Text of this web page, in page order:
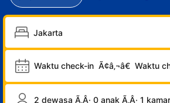
Waktu check-in Ã¢â‚¬â€ Waktu
2 dewasa Ã‚Â· 0 anak Ã‚Â· 1 kamar